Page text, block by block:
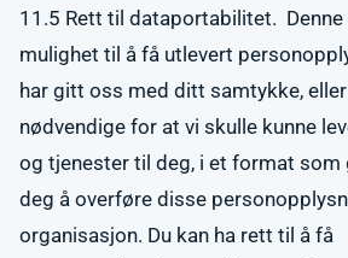
11.5 Rett til dataportabilitet.
mulighet til å få utlevert
har gitt oss med ditt samtykke,
nødvendige for at vi skulle kunne
og tjenester til deg, i et format
deg å overføre disse
organisasjon. Du kan ha rett til å få